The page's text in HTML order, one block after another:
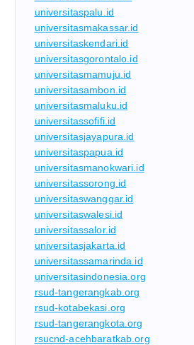
universitaspalu.id
universitasmakassar.id
universitaskendari.id
universitasgorontalo.id
universitasmamuju.id
universitasambon.id
universitasmaluku.id
universitassofifi.id
universitasjayapura.id
universitaspapua.id
universitasmanokwari.id
universitassorong.id
universitaswanggar.id
universitaswalesi.id
universitassalor.id
universitasjakarta.id
universitassamarinda.id
universitasindonesia.org
rsud-tangerangkab.org
rsud-kotabekasi.org
rsud-tangerangkota.org
rsucnd-acehbaratkab.org